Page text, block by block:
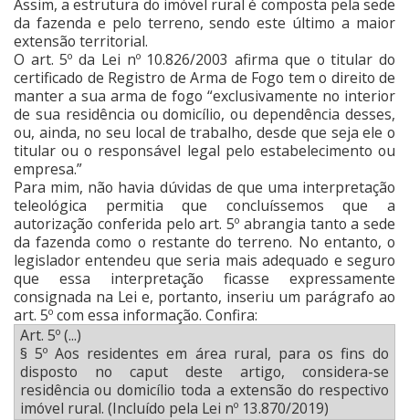
Assim, a estrutura do imóvel rural é composta pela sede
da fazenda e pelo terreno, sendo este último a maior
extensão territorial.
O art. 5º da Lei nº 10.826/2003 afirma que o titular do
certificado de Registro de Arma de Fogo tem o direito de
manter a sua arma de fogo “exclusivamente no interior
de sua residência ou domicílio, ou dependência desses,
ou, ainda, no seu local de trabalho, desde que seja ele o
titular ou o responsável legal pelo estabelecimento ou
empresa.”
Para mim, não havia dúvidas de que uma interpretação
teleológica permitia que concluíssemos que a
autorização conferida pelo art. 5º abrangia tanto a sede
da fazenda como o restante do terreno. No entanto, o
legislador entendeu que seria mais adequado e seguro
que essa interpretação ficasse expressamente
consignada na Lei e, portanto, inseriu um parágrafo ao
art. 5º com essa informação. Confira:
Art. 5º (...)
§ 5º Aos residentes em área rural, para os fins do
disposto no caput deste artigo, considera-se
residência ou domicílio toda a extensão do respectivo
imóvel rural. (Incluído pela Lei nº 13.870/2019)